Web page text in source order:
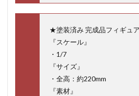
★塗装済み 完成品フィギュア
『スケール』
・1/7
『サイズ』
・全高：約220mm
『素材』